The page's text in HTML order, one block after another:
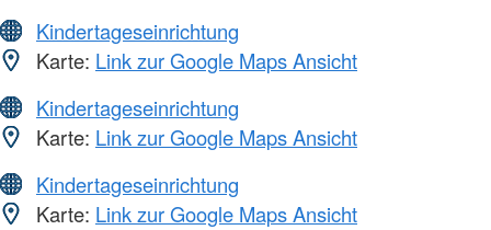
Kindertageseinrichtung
Karte: Link zur Google Maps Ansicht
Kindertageseinrichtung
Karte: Link zur Google Maps Ansicht
Kindertageseinrichtung
Karte: Link zur Google Maps Ansicht